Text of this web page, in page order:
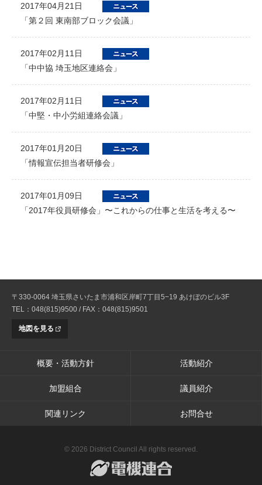
2017年04月21日
「第２回 東南部ブロック会議」
2017年02月11日
「中中協 埼玉地区連絡会」
2017年02月11日
「中堅・中小労組連絡会議」
2017年01月20日
「情報宣伝担当者研修会」
2017年01月09日
「2017年役員研修会」〜これからの仕事と生活を考える〜
〒330-0064 埼玉県さいたま市浦和区岸町7丁目5−19 あけぼのビル3F
TEL：048(815)9500 / FAX：048(815)9501
地図を見る
概要・活動方針 活動紹介
加盟組合 議員紹介
関連リンク お問合せ
© 2026 District Council All rights reserved.